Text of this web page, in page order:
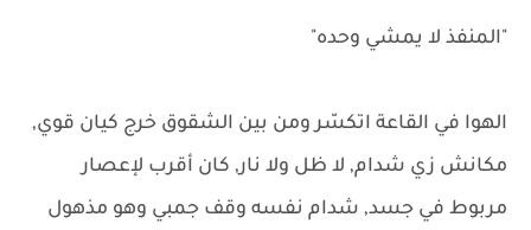
"المنفذ لا يمشي وحده"
الهوا في القاعة اتكسّر ومن بين الشقوق خرج كيان قوي,
مكانش زي شدام, لا ظل ولا نار, كان أقرب لإعصار
مربوط في جسد, شدام نفسه وقف جمبي وهو مذهول